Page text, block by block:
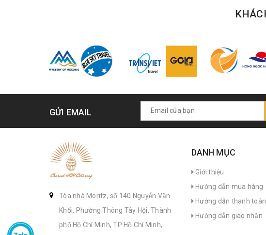
GỬI EMAIL
Tòa nhà Moritz, số 140 Nguyễn Văn
Khối, Phường Thông Tây Hội, Thành
phố Hồ Chí Minh, TP Hồ Chí Minh,
DANH MỤC
Giới thiệu
Hướng dẫn mua hàng
Hướng dẫn thanh toán
Hướng dẫn giao nhận